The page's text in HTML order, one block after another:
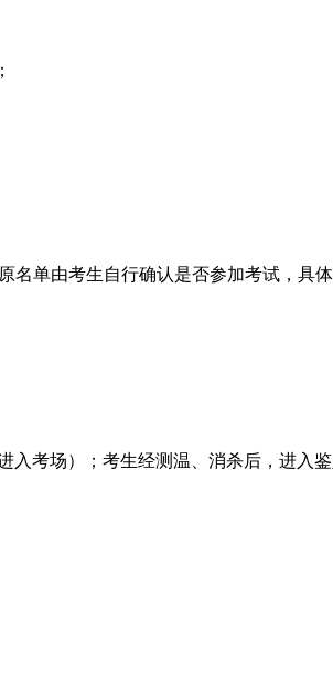
名单由考生自行确认是否参加考试，具
考场）；考生经测温、消杀后，进入鉴